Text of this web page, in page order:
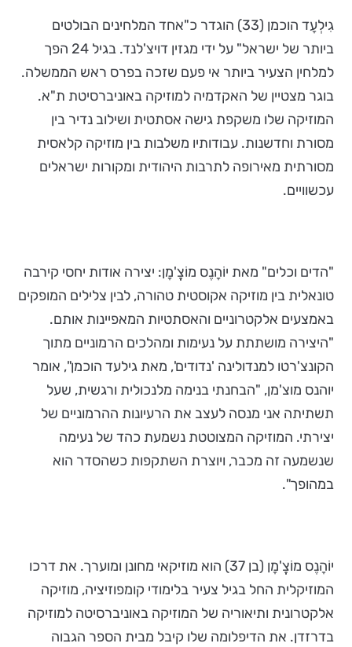
גִילְעָד הוכמן (33) הוגדר כ"אחד המלחינים הבולטים
ביותר של ישראל" על ידי מגזין דויצ'לנד. בגיל 24 הפך
למלחין הצעיר ביותר אי פעם שזכה בפרס ראש הממשלה.
בוגר מצטיין של האקדמיה למוזיקה באוניברסיטת ת"א.
המוזיקה שלו משקפת גישה אסתטית ושילוב נדיר בין
מסורת וחדשנות. עבודותיו משלבות בין מוזיקה קלאסית
מסורתית מאירופה לתרבות היהודית ומקורות ישראלים
עכשוויים.
"הדים וכלים" מאת יוֹהָנֶס מוֹצֱ'מָן: יצירה אודות יחסי קירבה
טונאלית בין מוזיקה אקוסטית טהורה, לבין צלילים המופקים
באמצעים אלקטרוניים והאסתטיות המאפיינות אותם.
"היצירה מושתתת על נעימות ומהלכים הרמוניים מתוך
הקונצ'רטו למנדולינה 'נדודים', מאת גילעד הוכמן", אומר
יוהנס מוצ'מן, "הבחנתי בנימה מלנכולית ורגשית, שעל
תשתיתה אני מנסה לעצב את הרעיונות ההרמוניים של
יצירתי. המוזיקה המצוטטת נשמעת כהד של נעימה
שנשמעה זה מכבר, ויוצרת השתקפות כשהסדר הוא
במהופך".
יוֹהָנֶס מוֹצֱ'מָן (בן 37) הוא מוזיקאי מחונן ומוערך. את דרכו
המוזיקלית החל בגיל צעיר בלימודי קומפוזיציה, מוזיקה
אלקטרונית ותיאוריה של המוזיקה באוניברסיטה למוזיקה
בדרזדן. את הדיפלומה שלו קיבל מבית הספר הגבוה